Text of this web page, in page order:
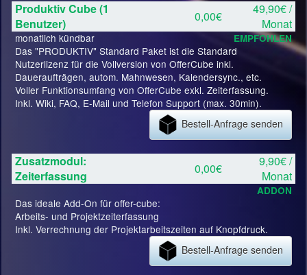
Produktiv Cube (1
Benutzer)
0,00€
49,90€ /
Monat
monatlich kündbar EMPFOHLEN
Das "PRODUKTIV" Standard Paket ist die Standard
Nutzerlizenz für die Vollversion von OfferCube inkl.
Daueraufträgen, autom. Mahnwesen, Kalendersync., etc.
Voller Funktionsumfang von OfferCube exkl. Zeiterfassung.
Inkl. Wiki, FAQ, E-Mail und Telefon Support (max. 30min).
Bestell-Anfrage senden
Zusatzmodul:
Zeiterfassung
0,00€
9,90€ /
Monat
ADDON
Das ideale Add-On für offer-cube:
Arbeits- und Projektzeiterfassung
Inkl. Verrechnung der Projektarbeitszeiten auf Knopfdruck.
Bestell-Anfrage senden